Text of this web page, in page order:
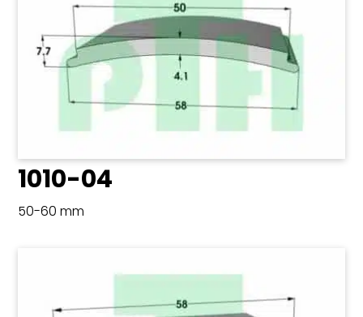
1010-04
50-60 mm